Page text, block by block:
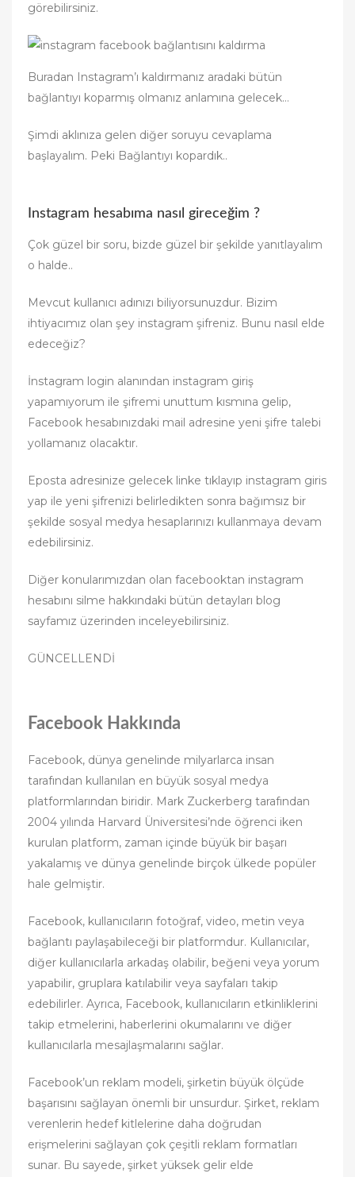
görebilirsiniz.
Buradan Instagram’ı kaldırmanız aradaki bütün
bağlantıyı koparmış olmanız anlamına gelecek…
Şimdi aklınıza gelen diğer soruyu cevaplama
başlayalım. Peki Bağlantıyı kopardık..
Instagram hesabıma nasıl gireceğim ?
Çok güzel bir soru, bizde güzel bir şekilde yanıtlayalım
o halde..
Mevcut kullanıcı adınızı biliyorsunuzdur. Bizim
ihtiyacımız olan şey instagram şifreniz. Bunu nasıl elde
edeceğiz?
İnstagram login alanından instagram giriş
yapamıyorum ile şifremi unuttum kısmına gelip,
Facebook hesabınızdaki mail adresine yeni şifre talebi
yollamanız olacaktır.
Eposta adresinize gelecek linke tıklayıp instagram giris
yap ile yeni şifrenizi belirledikten sonra bağımsız bir
şekilde sosyal medya hesaplarınızı kullanmaya devam
edebilirsiniz.
Diğer konularımızdan olan facebooktan instagram
hesabını silme hakkındaki bütün detayları blog
sayfamız üzerinden inceleyebilirsiniz.
GÜNCELLENDİ
Facebook Hakkında
Facebook, dünya genelinde milyarlarca insan
tarafından kullanılan en büyük sosyal medya
platformlarından biridir. Mark Zuckerberg tarafından
2004 yılında Harvard Üniversitesi’nde öğrenci iken
kurulan platform, zaman içinde büyük bir başarı
yakalamış ve dünya genelinde birçok ülkede popüler
hale gelmiştir.
Facebook, kullanıcıların fotoğraf, video, metin veya
bağlantı paylaşabileceği bir platformdur. Kullanıcılar,
diğer kullanıcılarla arkadaş olabilir, beğeni veya yorum
yapabilir, gruplara katılabilir veya sayfaları takip
edebilirler. Ayrıca, Facebook, kullanıcıların etkinliklerini
takip etmelerini, haberlerini okumalarını ve diğer
kullanıcılarla mesajlaşmalarını sağlar.
Facebook’un reklam modeli, şirketin büyük ölçüde
başarısını sağlayan önemli bir unsurdur. Şirket, reklam
verenlerin hedef kitlelerine daha doğrudan
erişmelerini sağlayan çok çeşitli reklam formatları
sunar. Bu sayede, şirket yüksek gelir elde